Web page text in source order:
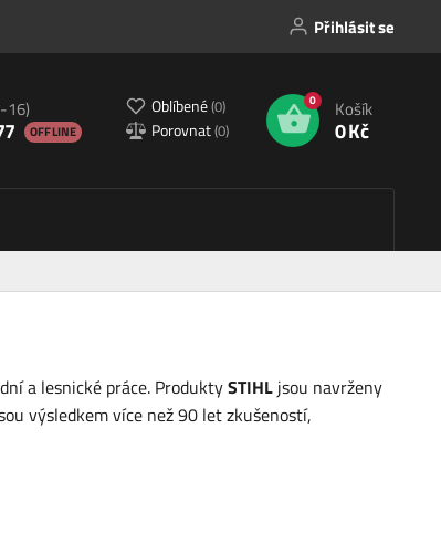
Přihlásit se
16)
OFFLINE
Oblíbené(0)
Porovnat(0)
0 Košík
0 Kč
a lesnické práce. ProduktySTIHL jsou navrženy
výsledkem více než 90 let zkušeností,